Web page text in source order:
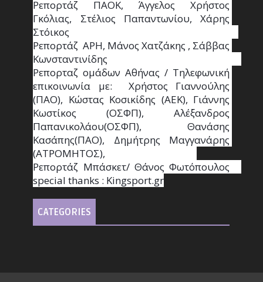
Ρεπορτάζ ΠΑΟΚ, Άγγελος Χρήστος
Γκόλιας, Στέλιος Παπαντωνίου, Χάρης
Στόικος
Ρεπορτάζ  ΑΡΗ, Μάνος Χατζάκης , Σάββας
Κωνσταντινίδης
Ρεπορταζ ομάδων Αθήνας / Τηλεφωνική
επικοινωνία με:  Χρήστος Γιαννούλης
(ΠΑΟ), Κώστας Κοσικίδης (ΑΕΚ), Γιάννης
Κωστίκος (ΟΣΦΠ), Αλέξανδρος
Παπανικολάου(ΟΣΦΠ), Θανάσης
Κασάπης(ΠΑΟ), Δημήτρης Μαγγανάρης
(ΑΤΡΟΜΗΤΟΣ),
Ρεπορτάζ Μπάσκετ/ Θάνος Φωτόπουλος
special thanks : Κingsport.gr
CATEGORIES